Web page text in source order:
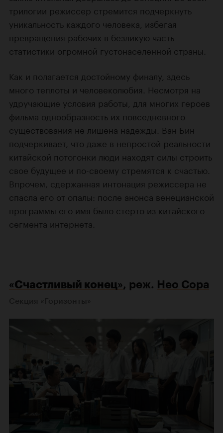
трилогии режиссер стремится подчеркнуть
уникальность каждого человека, избегая
превращения рабочих в безликую часть
статистики огромной густонаселенной страны.
Как и полагается достойному финалу, здесь
много теплоты и человеколюбия. Несмотря на
удручающие условия работы, для многих героев
фильма однообразность их повседневного
существования не лишена надежды. Ван Бин
подчеркивает, что даже в непростой реальности
китайской потогонки люди находят силы строить
свое будущее и по-своему стремятся к счастью.
Впрочем, сдержанная интонация режиссера не
спасла его от опалы: после анонса венецианской
программы его имя было стерто из китайского
сегмента интернета.
«Счастливый конец», реж. Нео Сора